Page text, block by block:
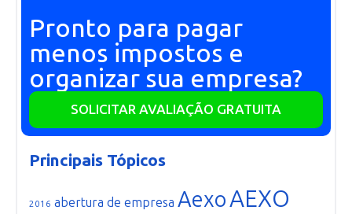
Pronto para pagar
menos impostos e
organizar sua empresa?
SOLICITAR AVALIAÇÃO GRATUITA
Principais Tópicos
2016 abertura de empresa AexoAEXO